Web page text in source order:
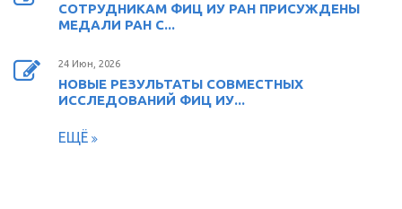
СОТРУДНИКАМ ФИЦ ИУ РАН ПРИСУЖДЕНЫ
МЕДАЛИ РАН С...
24 Июн, 2026
НОВЫЕ РЕЗУЛЬТАТЫ СОВМЕСТНЫХ
ИССЛЕДОВАНИЙ ФИЦ ИУ...
ЕЩЁ